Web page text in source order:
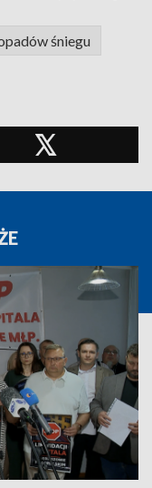
śniegu